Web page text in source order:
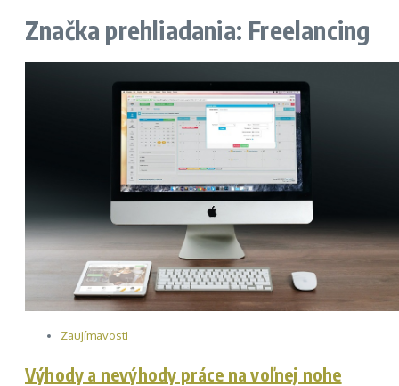
Značka prehliadania: Freelancing
Zaujímavosti
Výhody a nevýhody práce na voľnej nohe